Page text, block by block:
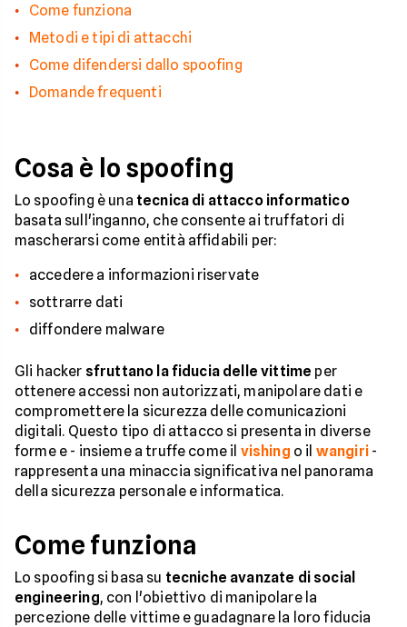
Come funziona
Metodi e tipi di attacchi
Come difendersi dallo spoofing
Domande frequenti
Cosa è lo spoofing
Lo spoofing è una tecnica di attacco informatico
basata sull'inganno, che consente ai truffatori di
mascherarsi come entità affidabili per:
accedere a informazioni riservate
sottrarre dati
diffondere malware
Gli hacker sfruttano la fiducia delle vittime per
ottenere accessi non autorizzati, manipolare dati e
compromettere la sicurezza delle comunicazioni
digitali. Questo tipo di attacco si presenta in diverse
forme e - insieme a truffe come il vishing o il wangiri-
rappresenta una minaccia significativa nel panorama
della sicurezza personale e informatica.
Come funziona
Lo spoofing si basa su tecniche avanzate di social
engineering, con l'obiettivo di manipolare la
percezione delle vittime e guadagnare la loro fiducia